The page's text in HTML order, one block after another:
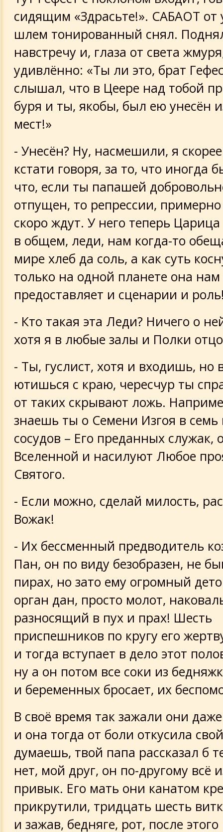
сидящим «Здрасьте!». САБАОТ от
шлем тонированный снял.
навстречу и, глаза от света
удивлённо: «Ты ли это, брат
слышал, что в Цеере над тобой
буря и ты, якобы, был ею унесён
мест!»
- Унесён? Ну, насмешили, я
кстати говоря, за то, что иногда
что, если ты папашей
отпущен, то репрессии, примерно
скоро ждут. У него теперь Царица
в общем, леди, нам когда-то
мире хлеб да соль, а как суть
только на одной планете она нам
предоставляет и сценарии и
- Кто такая эта Леди? Ничего о
хотя я в любые залы и Полки
- Ты, гуслист, хотя и входишь, но
ютишься с краю, чересчур ты
от таких скрывают ложь.
знаешь ты о Семени Изгоя в
сосудов – Его преданных служак,
Вселенной и насилуют Любое
Святого.
- Если можно, сделай милость,
Вожак!
- Их бессменный предводитель
Пан, он по виду безобразен, не
пирах, но зато ему огромный
орган дан, просто молот,
разносящий в пух и прах! Шесть
приспешников по кругу его
и тогда вступает в дело этот
ну а он потом все соки из
и беременных бросает, их
В своё время так зажали они
и она тогда от боли откусила
думаешь, твой папа рассказал б
нет, мой друг, он по-другому всё
привык. Его мать они канатом
прикрутили, тридцать шесть
и зажав, бедняге, рот, после